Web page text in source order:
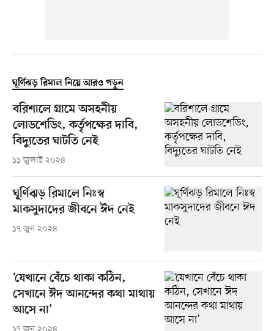
ঘূর্ণিঝড় রিমাল নিয়ে আরও পড়ুন
বরিশালে গ্রামে অসহনীয়
লোডশেডিং, কর্তৃপক্ষের দাবি,
বিদ্যুতের ঘাটতি নেই
১১ জুলাই ২০২৪
ঘূর্ণিঝড় রিমালে নিঃস্ব
মাকসুদাদের জীবনে ঈদ নেই
১৭ জুন ২০২৪
‘যেখানে বেঁচে থাকা কঠিন,
সেখানে ঈদ আনন্দের কথা মাথায়
আসে না’